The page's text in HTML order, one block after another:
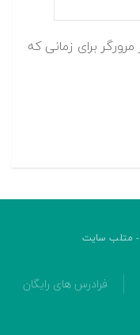
برای زمانی که
متلب سایت
فرادرس های رایگان